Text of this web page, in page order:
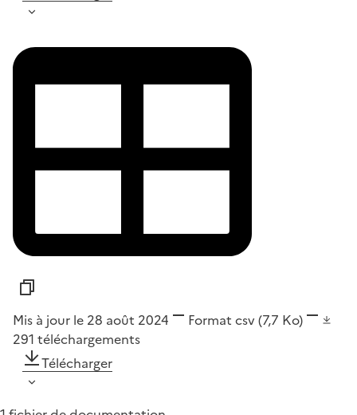
Mis à jour le 28 août 2024 Format csv(7,7 Ko)
291 téléchargements
Télécharger